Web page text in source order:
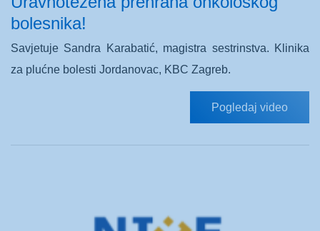
bolesnika!
Savjetuje Sandra Karabatić, magistra sestrinstva. Klinika
za plućne bolesti Jordanovac, KBC Zagreb.
Pogledaj video